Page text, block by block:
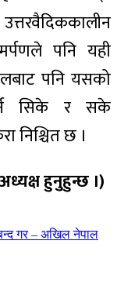
पनि यही
पनि यसको
सिके र सके
निश्चित छ ।
हुनुहुन्छ ।)
गर – अखिल नेपाल